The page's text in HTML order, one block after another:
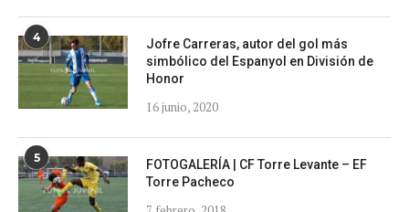
4
Jofre Carreras, autor del gol más
simbólico del Espanyol en División de
Honor
16 junio, 2020
5
FOTOGALERÍA | CF Torre Levante – EF
Torre Pacheco